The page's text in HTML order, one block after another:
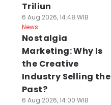
Triliun
6 Aug 2026, 14:48 WIB
News
Nostalgia
Marketing: Why Is
the Creative
Industry Selling the
Past?
6 Aug 2026, 14:00 WIB